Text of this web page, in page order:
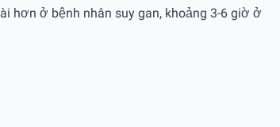
hơn ở bệnh nhân suy gan, khoảng 3-6 giờ ở